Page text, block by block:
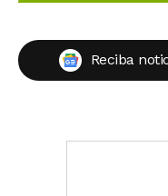
Reciba